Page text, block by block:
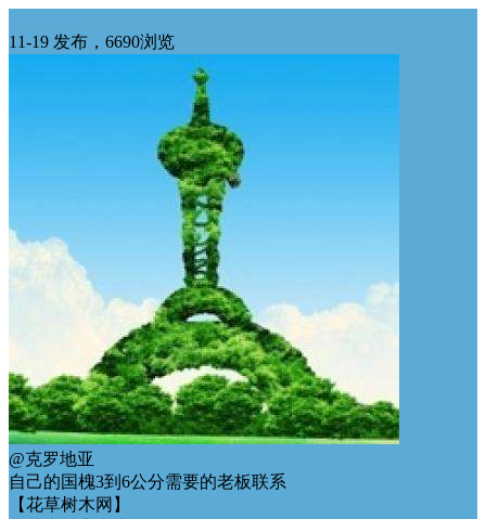
11-19 发布，6690浏览
@克罗地亚
自己的国槐3到6公分需要的老板联系
【花草树木网】